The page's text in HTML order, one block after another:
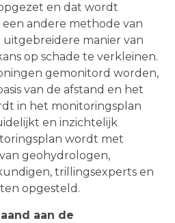
en dat wordt
andere methode van
manier van
op schade te verkleinen.
gemonitord worden,
van de afstand en het
in het monitoringsplan
en inzichtelijk
wordt met
geohydrologen,
trillingsexperts en
opgesteld.
aan de